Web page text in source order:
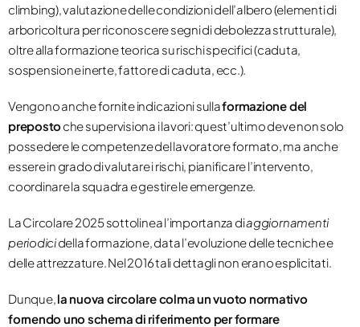
climbing), valutazione delle condizioni dell’albero (elementi di
arboricoltura per riconoscere segni di debolezza strutturale),
oltre alla formazione teorica su rischi specifici (caduta,
sospensione inerte, fattore di caduta, ecc.).
Vengono anche fornite indicazioni sullaformazione del
preposto che supervisiona i lavori: quest’ultimo deve non solo
possedere le competenze del lavoratore formato, ma anche
essere in grado di valutare i rischi, pianificare l’intervento,
coordinare la squadra e gestire le emergenze.
La Circolare 2025 sottolinea l’importanza diaggiornamenti
periodicidella formazione, data l’evoluzione delle tecniche e
delle attrezzature. Nel 2016 tali dettagli non erano esplicitati.
Dunque, la nuova circolare colma un vuoto normativo
fornendo uno schema di riferimento per formare